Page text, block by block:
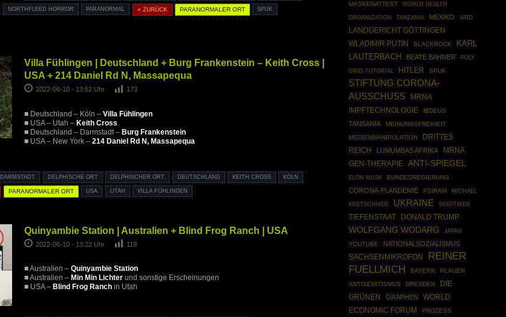
NORTHFLEED HORROR PARANORMAL « ZURÜCK PARANORMALER ORT SPUK
Villa Fühlingen | Deutschland + Burg Frankenstein – Keith Cross |
USA + 214 Daniel Rd N, Massapequa
2022-06-10 - 13:52 Uhr 173
■ Deutschland – Köln – Villa Fühlingen
■ USA – Utah – Keith Cross
■ Deutschland – Darmstadt – Burg Frankenstein
■ USA – New York – 214 Daniel Rd N, Massapequa
DARMSTADT DELPHISCHE ORT DELPHISCHER ORT DEUTSCHLAND KEITH CROSS KÖLN
PARANORMALER ORT USA UTAH VILLA FÜHLINGEN
Quinyambie Station | Australien + Blind Frog Ranch | USA
2022-06-10 - 13:22 Uhr 119
■ Australien – Quinyambie Station
■ Australien – Min Min Lichterund sonstige Erscheinungen
■ USA – Blind Frog Ranchin Utah
MASKENATTEST
WORLD HEALTH
ORGANIZATION
TANZANIA MEXIKO ARD
LANDGERICHT GÖTTINGEN
WLADIMIR PUTIN BLACKROCK
KARL
LAUTERBACH
BEATE BAHNER
POLY
GRID TUTORIAL
HITLER SPUK
STIFTUNG CORONA-
AUSSCHUSS
MRNA
IMPFTECHNOLOGIE
種DEUS
TANSANIA
MEINUNGSFREIHEIT
MEDIENMANIPULATION
DRITTES
REICH
LUMUMBAS AFRIKA
MRNA
GEN-THERAPIE ANTI-SPIEGEL
ELON MUSK BUNDESREGIERUNG
CORONA-PLANDEMIE PSIRAM MICHAEL
KRETSCHMER UKRAINE SKEPTIKER
TIEFENSTAAT DONALD TRUMP
WOLFGANG WODARG JAPAN
YOUTUBE NATIONALSOZIALISMUS
SACHSENMIKROFON
REINER
FUELLMICH
BAYERN
PLAUEN
ANTISEMITISMUS
DRESDEN
DIE
GRÜNEN
GRAPHEN
WORLD
ECONOMIC FORUM
PROZESS